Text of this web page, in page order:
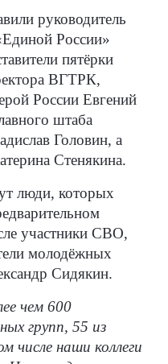
руководитель
России»
пятёрки
ВГТРК,
России Евгений
штаба
Головин, а
Стенякина.
люди, которых
участники СВО,
молодёжных
Сидякин.
чем 600
групп, 55 из
числе наши коллеги